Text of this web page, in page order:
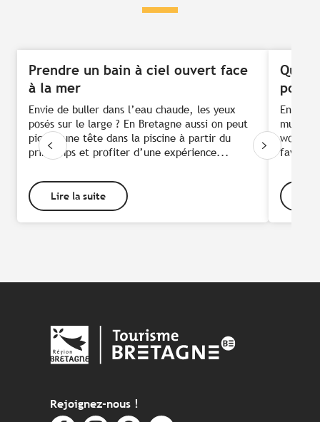
Prendre un bain à ciel ouvert face
à la mer
Envie de buller dans l’eau chaude, les yeux
posés sur le large ? En Bretagne aussi on peut
piquer une tête dans la piscine à partir du
printemps et profiter d’une expérience...
Lire la suite
pour
Envie
world
faveur
Rejoignez-nous !